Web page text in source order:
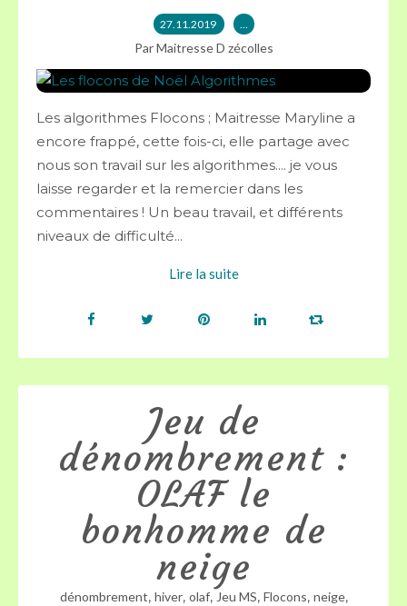
27.11.2019 …
Par Maitresse D zécolles
Les algorithmes Flocons ; Maitresse Maryline a
encore frappé, cette fois-ci, elle partage avec
nous son travail sur les algorithmes.... je vous
laisse regarder et la remercier dans les
commentaires ! Un beau travail, et différents
niveaux de difficulté...
Lire la suite
Jeu de
dénombrement :
OLAF le
bonhomme de
neige
dénombrement, hiver, olaf, Jeu MS, Flocons, neige,